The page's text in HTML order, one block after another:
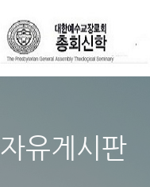
자유게시판